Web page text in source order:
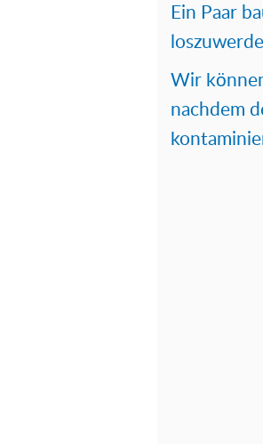
Ein Paar
Wir
nachdem